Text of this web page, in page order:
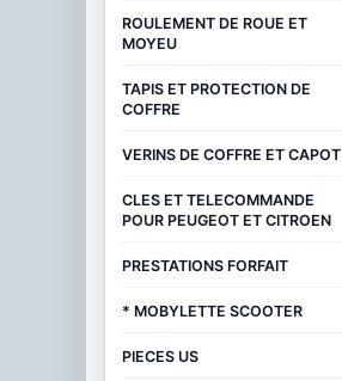
ROULEMENT DE ROUE ET
MOYEU
TAPIS ET PROTECTION DE
COFFRE
VERINS DE COFFRE ET CAPOT
CLES ET TELECOMMANDE
POUR PEUGEOT ET CITROEN
PRESTATIONS FORFAIT
* MOBYLETTE SCOOTER
PIECES US